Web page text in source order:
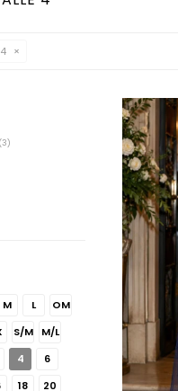
(3)
M L
OM
S/M
M/L
4
6
18
20